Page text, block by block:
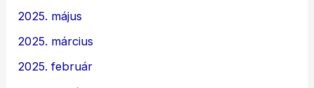
2025. május
2025. március
2025. február